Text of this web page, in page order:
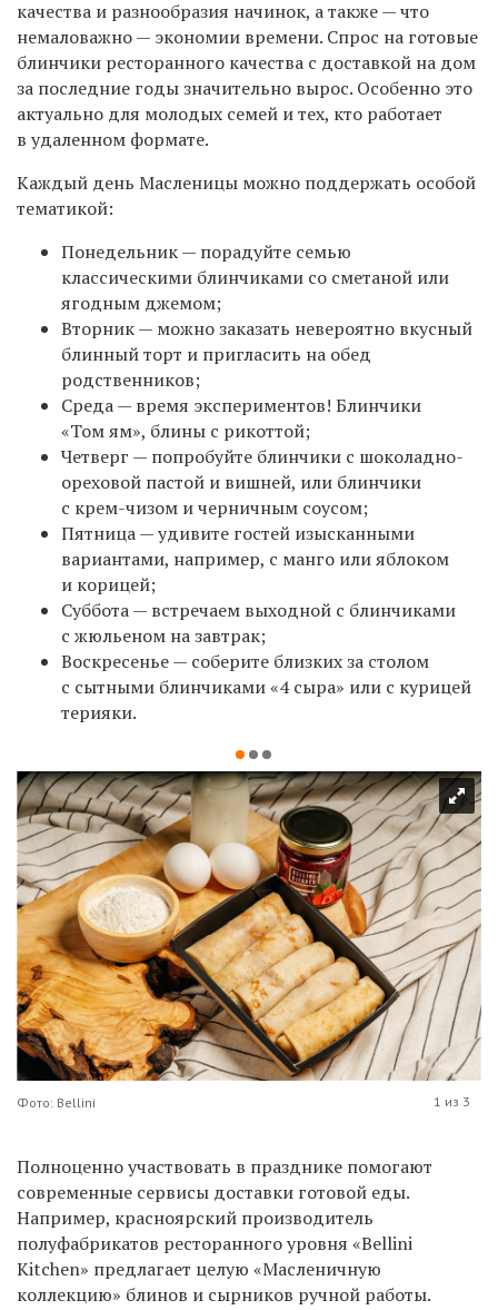
качества и разнообразия начинок, а также — что
немаловажно — экономии времени. Спрос на готовые
блинчики ресторанного качества с доставкой на дом
за последние годы значительно вырос. Особенно это
актуально для молодых семей и тех, кто работает
в удаленном формате.
Каждый день Масленицы можно поддержать особой
тематикой:
Понедельник — порадуйте семью
классическими блинчиками со сметаной или
ягодным джемом;
Вторник — можно заказать невероятно вкусный
блинный торт и пригласить на обед
родственников;
Среда — время экспериментов! Блинчики
«Том ям», блины с рикоттой;
Четверг — попробуйте блинчики с шоколадно-
ореховой пастой и вишней, или блинчики
с крем-чизом и черничным соусом;
Пятница — удивите гостей изысканными
вариантами, например, с манго или яблоком
и корицей;
Суббота — встречаем выходной с блинчиками
с жюльеном на завтрак;
Воскресенье — соберите близких за столом
с сытными блинчиками «4 сыра» или с курицей
терияки.
Фото: Bellini 1 из 3
Полноценно участвовать в празднике помогают
современные сервисы доставки готовой еды.
Например, красноярский производитель
полуфабрикатов ресторанного уровня «Bellini
Kitchen» предлагает целую «Масленичную
коллекцию» блинов и сырников ручной работы.